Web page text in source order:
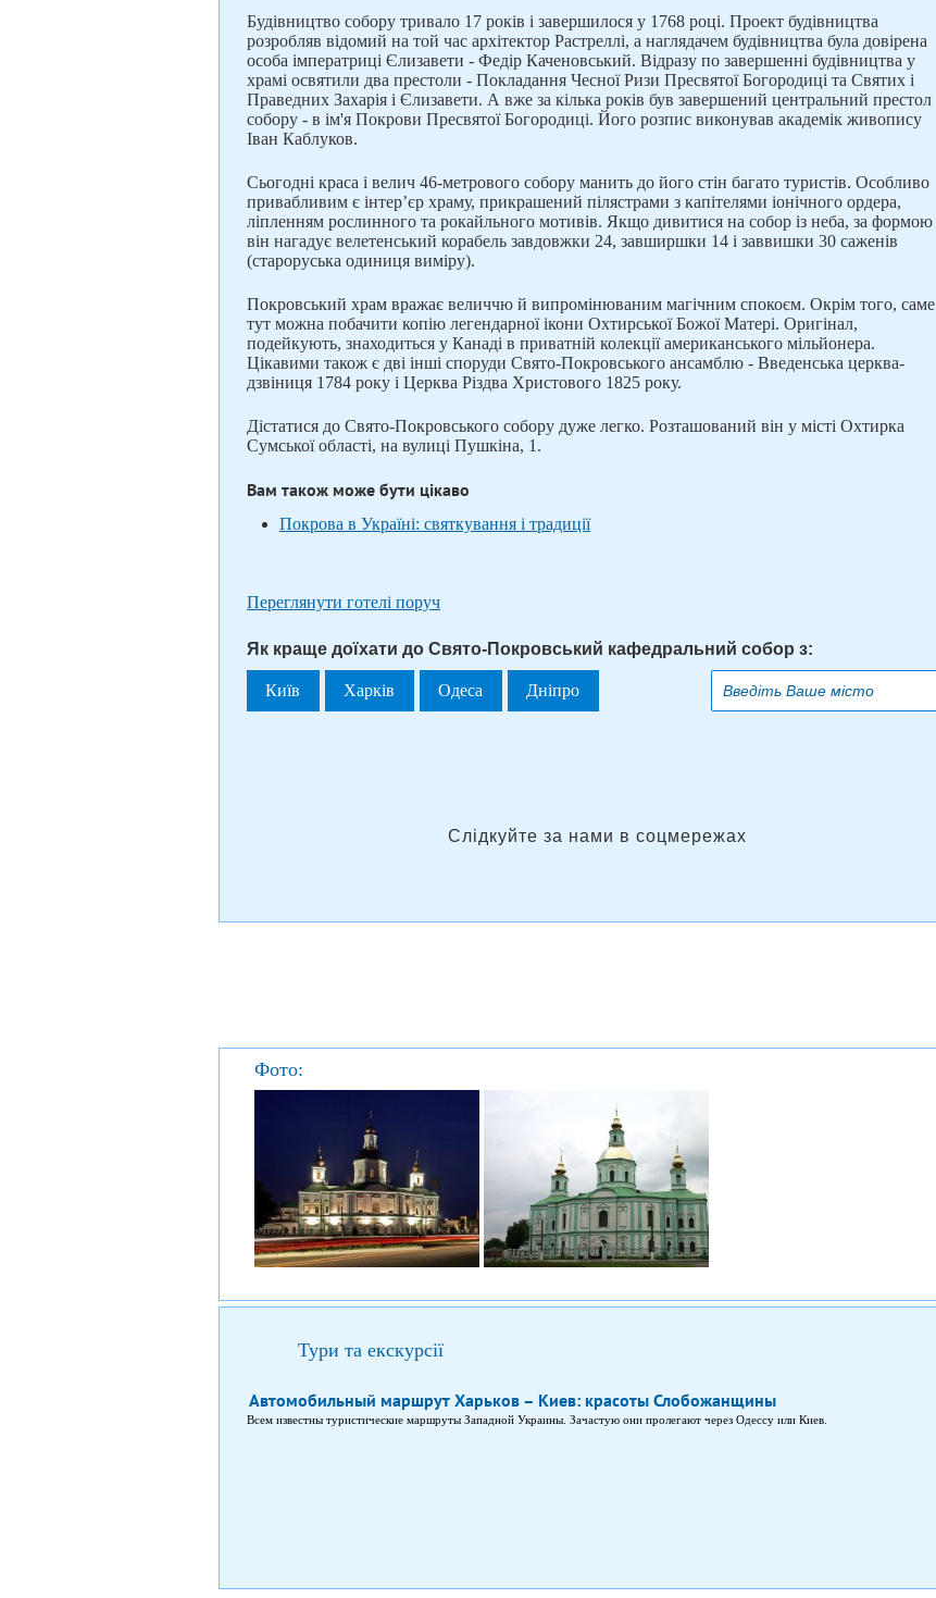
Будівництво собору тривало 17 років і завершилося у 1768 році. Проект будівництва
розробляв відомий на той час архітектор Растреллі, а наглядачем будівництва була довірена
особа імператриці Єлизавети - Федір Каченовський. Відразу по завершенні будівництва у
храмі освятили два престоли - Покладання Чесної Ризи Пресвятої Богородиці та Святих і
Праведних Захарія і Єлизавети. А вже за кілька років був завершений центральний престол
собору - в ім'я Покрови Пресвятої Богородиці. Його розпис виконував академік живопису
Іван Каблуков.
Сьогодні краса і велич 46-метрового собору манить до його стін багато туристів. Особливо
привабливим є інтер’єр храму, прикрашений пілястрами з капітелями іонічного ордера,
ліпленням рослинного та рокайльного мотивів. Якщо дивитися на собор із неба, за формою
він нагадує велетенський корабель завдовжки 24, завширшки 14 і заввишки 30 саженів
(староруська одиниця виміру).
Покровський храм вражає величчю й випромінюваним магічним спокоєм. Окрім того, саме
тут можна побачити копію легендарної ікони Охтирської Божої Матері. Оригінал,
подейкують, знаходиться у Канаді в приватній колекції американського мільйонера.
Цікавими також є дві інші споруди Свято-Покровського ансамблю - Введенська церква-
дзвіниця 1784 року і Церква Різдва Христового 1825 року.
Дістатися до Свято-Покровського собору дуже легко. Розташований він у місті Охтирка
Сумської області, на вулиці Пушкіна, 1.
Вам також може бути цікаво
Покрова в Україні: святкування і традиції
Переглянути готелі поруч
Як краще доїхати до Свято-Покровський кафедральний собор з:
Київ Харків Одеса Дніпро
Слідкуйте за нами в соцмережах
Фото:
Тури та екскурсії
Автомобильный маршрут Харьков – Киев: красоты Слобожанщины
Всем известны туристические маршруты Западной Украины. Зачастую они пролегают через Одессу или Киев.